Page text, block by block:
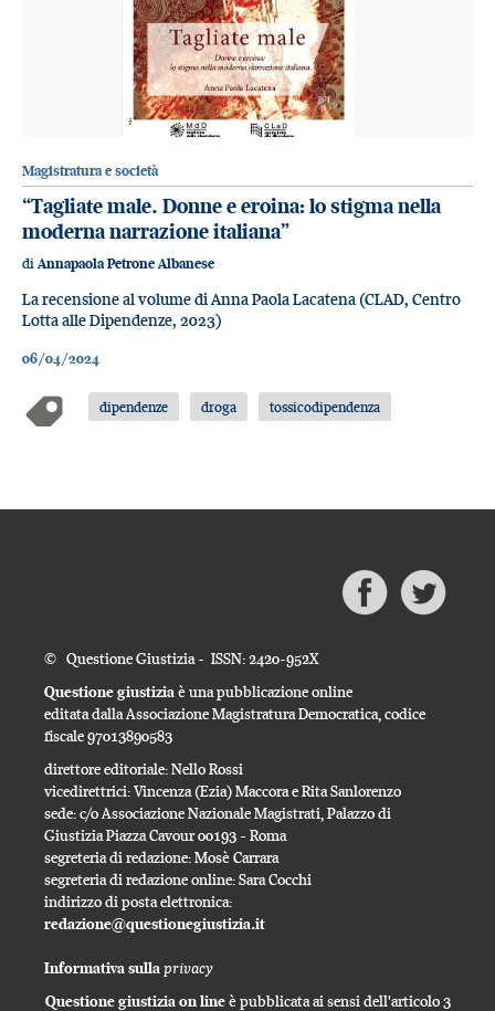
Magistratura e società
“Tagliate male. Donne e eroina: lo stigma nella
moderna narrazione italiana”
di Annapaola Petrone Albanese
La recensione al volume di Anna Paola Lacatena (CLAD, Centro
Lotta alle Dipendenze, 2023)
06/04/2024
dipendenze droga tossicodipendenza
© Questione Giustizia - ISSN: 2420-952X
Questione giustiziaè una pubblicazione online
editata dalla Associazione Magistratura Democratica, codice
fiscale 97013890583
direttore editoriale: Nello Rossi
vicedirettrici: Vincenza (Ezia) Maccora e Rita Sanlorenzo
sede: c/o Associazione Nazionale Magistrati, Palazzo di
Giustizia Piazza Cavour 00193 - Roma
segreteria di redazione: Mosè Carrara
segreteria di redazione online: Sara Cocchi
indirizzo di posta elettronica:
redazione@questionegiustizia.it
Informativa sullaprivacy
Questione giustizia on lineè pubblicata ai sensi dell'articolo 3